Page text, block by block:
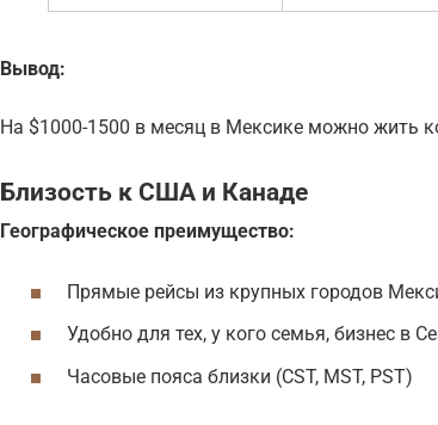
Вывод:
На $1000-1500 в месяц в Мексике можно жить
Близость к США и Канаде
Географическое преимущество:
Прямые рейсы из крупных городов
Удобно для тех, у кого семья, бизнес в
Часовые пояса близки (CST, MST, PST)